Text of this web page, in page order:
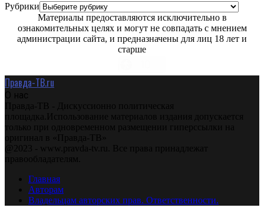
Рубрики
Материалы предоставляются исключительно в
ознакомительных целях и могут не совпадать с мнением
администрации сайта, и предназначены для лиц 18 лет и
старше
Правда-ТВ.ru
О нас
Правда-ТВ - Дискуссионно политическая
площадка.Использование материалов издания допускается
только при одновременном размещении гиперссылки на
оригинал в «Правда-ТВ»
@2023 - www.pravda-tv.ru. Все права принадлежат
правообладателям.
Главная
Авторам
Владельцам авторских прав. Ответственности.